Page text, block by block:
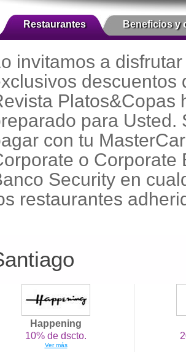
Restaurantes Beneficios y
invitamos a
descuentos
Platos&Copas
para Usted.
con tu
o Corporate
Security en
restaurantes
Happening
10% de dscto.
Ver más